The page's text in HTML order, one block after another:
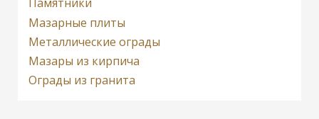
Памятники
Мазарные плиты
Металлические ограды
Мазары из кирпича
Ограды из гранита